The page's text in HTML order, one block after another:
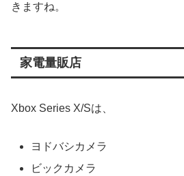
きますね。
家電量販店
Xbox Series X/Sは、
ヨドバシカメラ
ビックカメラ